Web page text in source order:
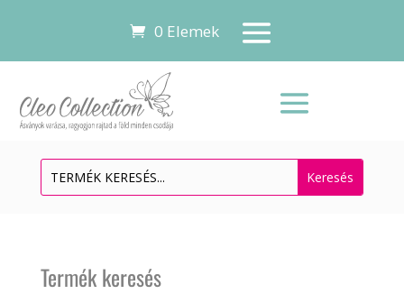
0 Elemek
Termék keresés